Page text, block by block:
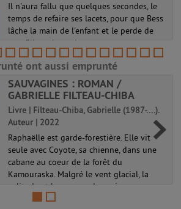
Il n'aura fallu que quelques secondes, le
temps de refaire ses lacets, pour que Bess
lâche la main de l'enfant et le perde de
vue. Elle se lance à...
ont aussi emprunté
SAUVAGINES : ROMAN /
GABRIELLE FILTEAU-CHIBA
Livre | Filteau-Chiba, Gabrielle (1987-....).
Auteur | 2022
Raphaëlle est garde-forestière. Elle vit
seule avec Coyote, sa chienne, dans une
cabane au coeur de la forêt du
Kamouraska. Malgré le vent glacial, la
solitude et la menace des animaux
sauvages, elle n' échangerait sa place pour